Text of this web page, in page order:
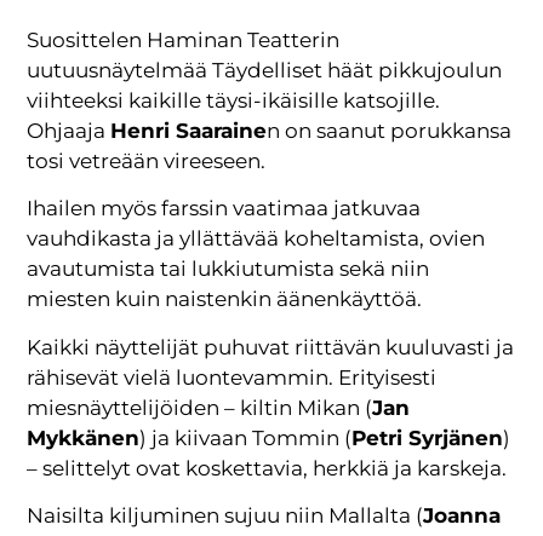
Suosittelen Haminan Teatterin
uutuusnäytelmää Täydelliset häät pikkujoulun
viihteeksi kaikille täysi-ikäisille katsojille.
Ohjaaja Henri Saarainen on saanut porukkansa
tosi vetreään vireeseen.
Ihailen myös farssin vaatimaa jatkuvaa
vauhdikasta ja yllättävää koheltamista, ovien
avautumista tai lukkiutumista sekä niin
miesten kuin naistenkin äänenkäyttöä.
Kaikki näyttelijät puhuvat riittävän kuuluvasti ja
rähisevät vielä luontevammin. Erityisesti
miesnäyttelijöiden – kiltin Mikan (Jan
Mykkänen) ja kiivaan Tommin (Petri Syrjänen)
– selittelyt ovat koskettavia, herkkiä ja karskeja.
Naisilta kiljuminen sujuu niin Mallalta (Joanna